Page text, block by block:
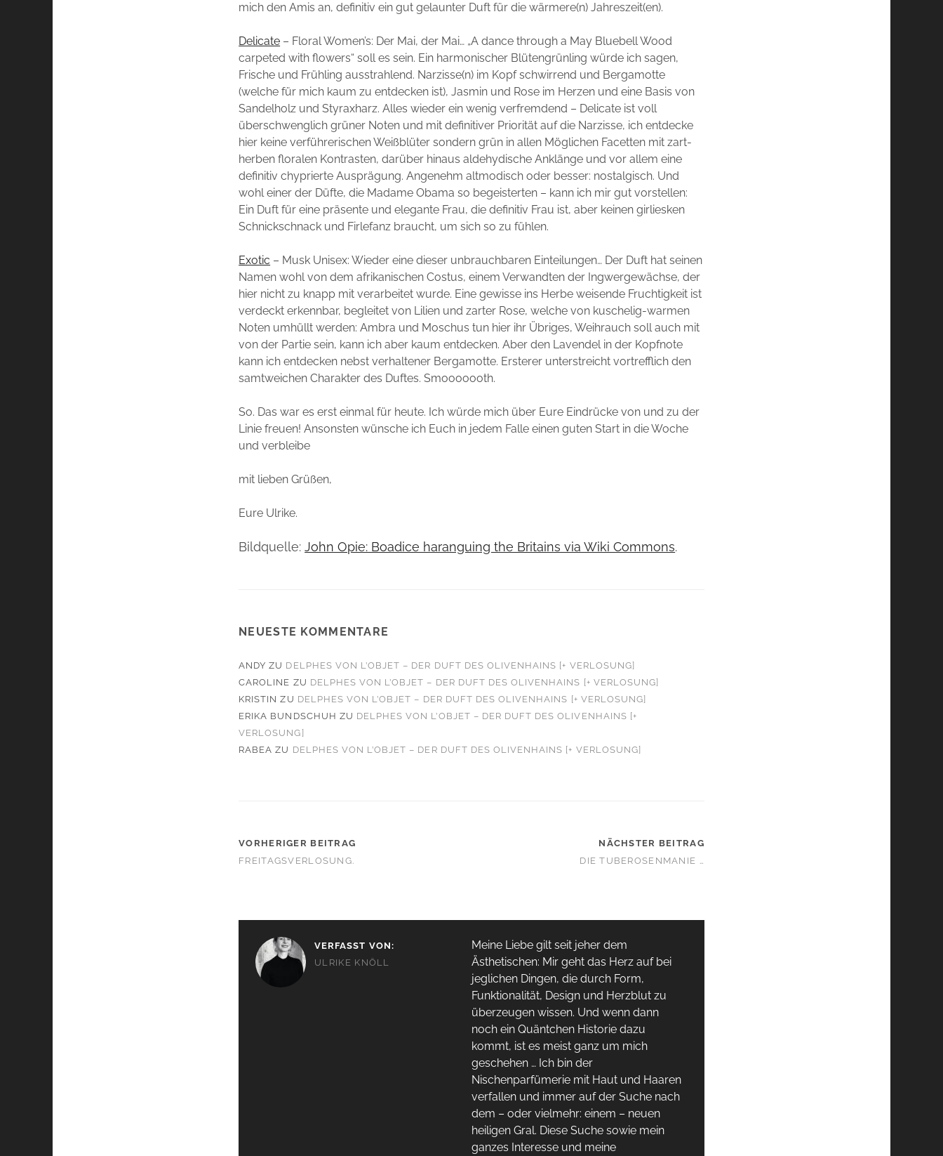
mich den Amis an, definitiv ein gut gelaunter Duft für die wärmere(n) Jahreszeit(en).
Delicate – Floral Women’s: Der Mai, der Mai… „A dance through a May Bluebell Wood
carpeted with flowers“ soll es sein. Ein harmonischer Blütengrünling würde ich sagen,
Frische und Frühling ausstrahlend. Narzisse(n) im Kopf schwirrend und Bergamotte
(welche für mich kaum zu entdecken ist), Jasmin und Rose im Herzen und eine Basis von
Sandelholz und Styraxharz. Alles wieder ein wenig verfremdend – Delicate ist voll
überschwenglich grüner Noten und mit definitiver Priorität auf die Narzisse, ich entdecke
hier keine verführerischen Weißblüter sondern grün in allen Möglichen Facetten mit zart-
herben floralen Kontrasten, darüber hinaus aldehydische Anklänge und vor allem eine
definitiv chyprierte Ausprägung. Angenehm altmodisch oder besser: nostalgisch. Und
wohl einer der Düfte, die Madame Obama so begeisterten – kann ich mir gut vorstellen:
Ein Duft für eine präsente und elegante Frau, die definitiv Frau ist, aber keinen girliesken
Schnickschnack und Firlefanz braucht, um sich so zu fühlen.
Exotic – Musk Unisex: Wieder eine dieser unbrauchbaren Einteilungen… Der Duft hat seinen
Namen wohl von dem afrikanischen Costus, einem Verwandten der Ingwergewächse, der
hier nicht zu knapp mit verarbeitet wurde. Eine gewisse ins Herbe weisende Fruchtigkeit ist
verdeckt erkennbar, begleitet von Lilien und zarter Rose, welche von kuschelig-warmen
Noten umhüllt werden: Ambra und Moschus tun hier ihr Übriges, Weihrauch soll auch mit
von der Partie sein, kann ich aber kaum entdecken. Aber den Lavendel in der Kopfnote
kann ich entdecken nebst verhaltener Bergamotte. Ersterer unterstreicht vortrefflich den
samtweichen Charakter des Duftes. Smooooooth.
So. Das war es erst einmal für heute. Ich würde mich über Eure Eindrücke von und zu der
Linie freuen! Ansonsten wünsche ich Euch in jedem Falle einen guten Start in die Woche
und verbleibe
mit lieben Grüßen,
Eure Ulrike.
Bildquelle:John Opie: Boadice haranguing the Britains via Wiki Commons.
NEUESTE KOMMENTARE
ANDY ZU DELPHES VON L’OBJET – DER DUFT DES OLIVENHAINS [+ VERLOSUNG]
CAROLINE ZU DELPHES VON L’OBJET – DER DUFT DES OLIVENHAINS [+ VERLOSUNG]
KRISTIN ZU DELPHES VON L’OBJET – DER DUFT DES OLIVENHAINS [+ VERLOSUNG]
ERIKA BUNDSCHUH ZU DELPHES VON L’OBJET – DER DUFT DES OLIVENHAINS [+
VERLOSUNG]
RABEA ZU DELPHES VON L’OBJET – DER DUFT DES OLIVENHAINS [+ VERLOSUNG]
VORHERIGER BEITRAG
FREITAGSVERLOSUNG.
NÄCHSTER BEITRAG
DIE TUBEROSENMANIE …
VERFASST VON:
ULRIKE KNÖLL
Meine Liebe gilt seit jeher dem
Ästhetischen: Mir geht das Herz auf bei
jeglichen Dingen, die durch Form,
Funktionalität, Design und Herzblut zu
überzeugen wissen. Und wenn dann
noch ein Quäntchen Historie dazu
kommt, ist es meist ganz um mich
geschehen … Ich bin der
Nischenparfümerie mit Haut und Haaren
verfallen und immer auf der Suche nach
dem – oder vielmehr: einem – neuen
heiligen Gral. Diese Suche sowie mein
ganzes Interesse und meine